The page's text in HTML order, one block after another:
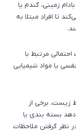
زمینی، گندم یا
تا افراد مبتلا به
مرتبط با
یا مواد شیمیایی
زیست، برخی از
بسته بندی یا
نظر گرفتن ملاحظات